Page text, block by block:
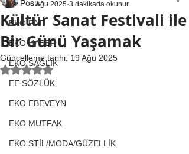
All Posts
EKO PATİ
EKO HABER
EKO SAĞLIK
EE SÖZLÜK
EKO EBEVEYN
EKO MUTFAK
EKO STİL/MODA/GÜZELLİK
Kültür Sanat Festivali ile
Bir Günü Yaşamak
16 Ağu 2025 3 dakikada okunur
Güncelleme tarihi: 19 Ağu 2025
5 üzerinden NaN yıldız